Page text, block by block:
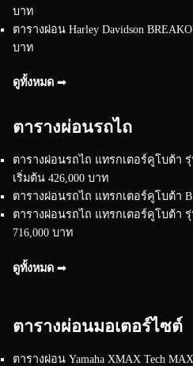
บาท
ตารางผ่อน Harley Davidson
บาท
ดูทั้งหมด ➟
ตารางผ่อนรถไถ
ตารางผ่อนรถไถ แทรกเตอร์คูโบต้า รุ่
เริ่มต้น 426,000 บาท
ตารางผ่อนรถไถ แทรกเตอร์คูโบต้า B
ตารางผ่อนรถไถ แทรกเตอร์คูโบต้า รุ่
716,000 บาท
ดูทั้งหมด ➟
ตารางผ่อนมอเตอร์ไซต์
ตารางผ่อน Yamaha XMAX Tech